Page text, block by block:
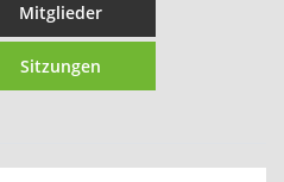
Mitglieder
Sitzungen